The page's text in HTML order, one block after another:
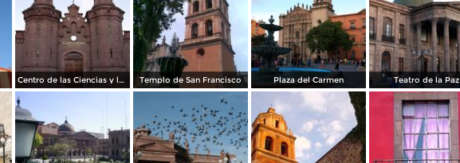
Centro de las Ciencias y las Artes "Centenario" Templo de San Francisco Plaza del Carmen Teatro de la Paz